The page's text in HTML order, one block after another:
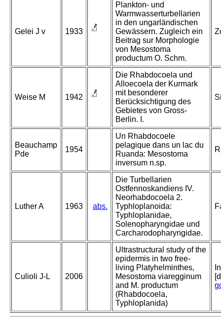
Gelei J v 1933
Plankton- und
Warmwasserturbellarien
in den ungarländischen
Gewässern. Zugleich ein
Beitrag sur Morphologie
von Mesostoma
productum O. Schm.
Weise M 1942
Die Rhabdocoela und
Alloecoela der Kurmark
mit besonderer
Berücksichtigung des
Gebietes von Gross-
Berlin. I.
Beauchamp
Pde
1954
Un Rhabdocoele
pelagique dans un lac du
Ruanda: Mesostoma
inversum n.sp.
Luther A 1963 abs.
Die Turbellarien
Ostfennoskandiens IV.
Neorhabdocoela 2.
Typhloplanoida:
Typhloplanidae,
Solenopharyngidae und
Carcharodopharyngidae.
Culioli J‐L 2006
Ultrastructural study of the
epidermis in two free‐
living Platyhelminthes,
Mesostoma viaregginum
and M. productum
(Rhabdocoela,
Typhloplanida)